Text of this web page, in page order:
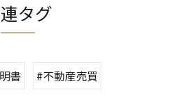
タグ
書 #不動産売買